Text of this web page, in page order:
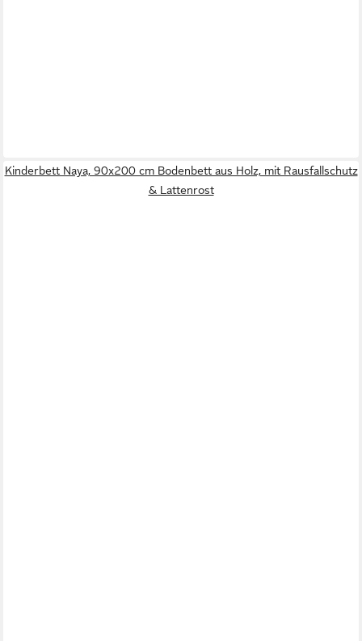
Kinderbett Naya, 90x200 cm Bodenbett aus Holz, mit Rausfallschutz
& Lattenrost